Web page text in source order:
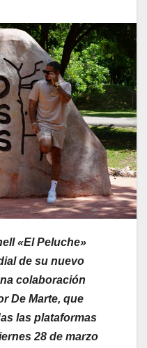
«El Peluche»
de su nuevo
colaboración
De Marte, que
las plataformas
28 de marzo